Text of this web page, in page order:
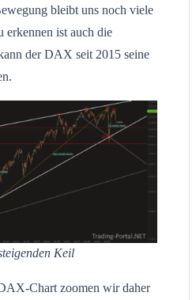
bleibt uns noch viele
erkennen ist auch die
der DAX seit 2015 seine
Keil
Chart zoomen wir daher